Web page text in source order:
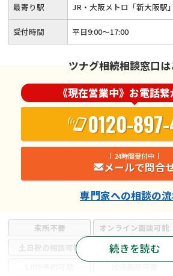
来所不要 オンライン面談可能
土日祝の相談可能
19時以降電話可能
続きを読む
最寄り駅 JR・大阪メトロ「新大阪駅
受付時間 平日9:00〜17:00
ツナグ相続相談窓口は
《現在営業中》お電話
0120-
24時間受付中
メールで問合
専門家への相談の